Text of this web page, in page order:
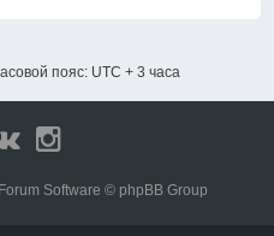
пояс: UTC + 3 часа
Software © phpBB Group